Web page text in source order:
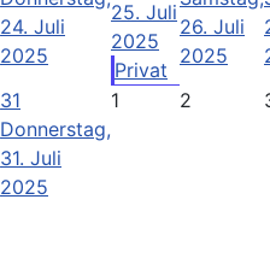
24. Juli
2025
25. Juli
2025
Privat
26. Juli
2025
31
Donnerstag,
31. Juli
2025
1 2